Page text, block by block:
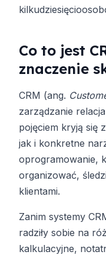
Co to jest
znaczenie
CRM (ang.
zarządzanie
pojęciem kryją się
jak i konkretne
oprogramowanie,
organizować,
klientami.
Zanim systemy
radziły sobie na
kalkulacyjne,